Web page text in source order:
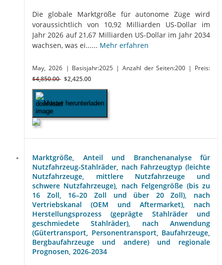
Die globale Marktgröße für autonome Züge wird
voraussichtlich von 10,92 Milliarden US-Dollar im
Jahr 2026 auf 21,67 Milliarden US-Dollar im Jahr 2034
wachsen, was ei...... Mehr erfahren
May, 2026 | Basisjahr:2025 | Anzahl der Seiten:200 | Preis:
$4,850.00 $2,425.00
Muster herunterladen
Marktgröße, Anteil und Branchenanalyse für
Nutzfahrzeug-Stahlräder, nach Fahrzeugtyp (leichte
Nutzfahrzeuge, mittlere Nutzfahrzeuge und
schwere Nutzfahrzeuge), nach Felgengröße (bis zu
16 Zoll, 16–20 Zoll und über 20 Zoll), nach
Vertriebskanal (OEM und Aftermarket), nach
Herstellungsprozess (geprägte Stahlräder und
geschmiedete Stahlräder), nach Anwendung
(Gütertransport, Personentransport, Baufahrzeuge,
Bergbaufahrzeuge und andere) und regionale
Prognosen, 2026-2034